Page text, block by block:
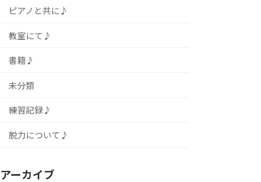
ピアノと共に♪
教室にて♪
書籍♪
未分類
練習記録♪
脱力について♪
アーカイブ